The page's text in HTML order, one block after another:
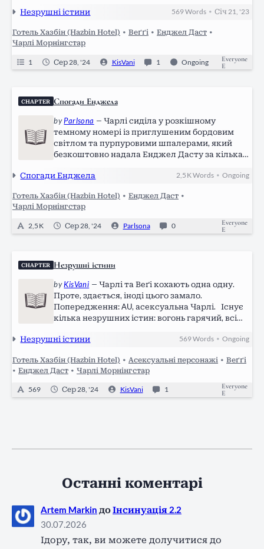
Незрушні істини 569Words •Січ 21, '23
Готель Хазбін (Hazbin Hotel) • Веґґі • Енджел Даст •
Чарлі Морнінгстар
1 Сер 28, '24 KisVani 1 Ongoing
Everyone
E
CHAPTER Спогади Енджела
byParlsona — Чарлі сиділа у розкішному
темному номері із приглушеним бордовим
світлом та пурпуровими шпалерами, який
безкоштовно надала Енджел Дасту за кілька
поросям. Дівчина намагалась навчити
погратися в…
Спогади Енджела 2,5 KWords •Ongoing
Готель Хазбін (Hazbin Hotel) • Енджел Даст •
Чарлі Морнінгстар
2,5 K Сер 28, '24 Parlsona 0
Everyone
E
CHAPTER Незрушні істини
byKisVani — Чарлі та Веґі кохають одна одну.
Проте, здається, іноді цього замало.
Попередження: AU, асексуальна Чарлі. Існує
кілька незрушних істин: вогонь гарячий, всі
невиправний, а Чарлі кохає Веґі, і це взаємно.
Незрушні істини 569Words •Ongoing
Готель Хазбін (Hazbin Hotel) • Асексуальні персонажі • Веґґі
• Енджел Даст • Чарлі Морнінгстар
569 Сер 28, '24 KisVani 1
Everyone
E
Останні коментарі
Artem Markin доІнсинуація 2.2
30.07.2026
Ідору, так, ви можете долучитися до